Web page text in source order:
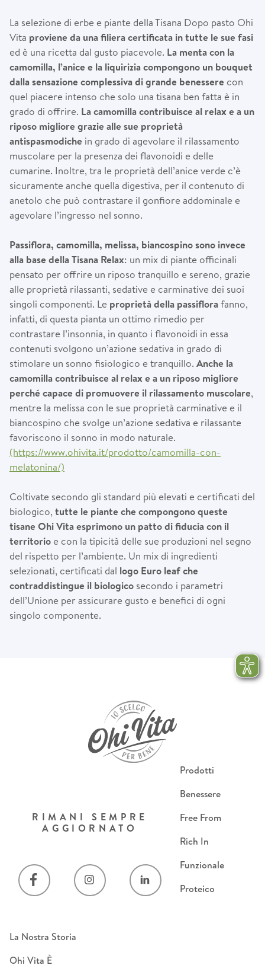
La selezione di erbe e piante della Tisana Dopo pasto Ohi
Vita proviene da una filiera certificata in tutte le sue fasi
ed è una ricetta dal gusto piacevole. La menta con la
camomilla, l’anice e la liquirizia compongono un bouquet
dalla sensazione complessiva di grande benessere con
quel piacere intenso che solo una tisana ben fatta è in
grado di offrire. La camomilla contribuisce al relax e a un
riposo migliore grazie alle sue proprietà
antispasmodiche in grado di agevolare il rilassamento
muscolare per la presenza dei flavonoidi e delle
cumarine. Inoltre, tra le proprietà dell’anice verde c’è
sicuramente anche quella digestiva, per il contenuto di
anetolo che può contrastare il gonfiore addominale e
agevolare l’ingresso nel sonno.
Passiflora, camomilla, melissa, biancospino sono invece
alla base della Tisana Relax: un mix di piante officinali
pensato per offrire un riposo tranquillo e sereno, grazie
alle proprietà rilassanti, sedative e carminative dei suoi
singoli componenti. Le proprietà della passiflorafanno,
infatti, di questa pianta un ottimo rimedio per
contrastare l’insonnia, in quanto i flavonoidi in essa
contenuti svolgono un’azione sedativa in grado di
stimolare un sonno fisiologico e tranquillo. Anche la
camomilla contribuisce al relax e a un riposo migliore
perché capace di promuovere il rilassamento muscolare,
mentre la melissa con le sue proprietà carminative e il
biancospino che svolge un’azione sedativa e rilassante
favoriscono il sonno in modo naturale.
(https://www.ohivita.it/prodotto/camomilla-con-
melatonina/)
Coltivate secondo gli standard più elevati e certificati del
biologico, tutte le piante che compongono queste
tisane Ohi Vita esprimono un patto di fiducia con il
territorio e con la tipicità delle sue produzioni nel segno
del rispetto per l’ambiente. Un mix di ingredienti
selezionati, certificati dal logo Euro leaf che
contraddistingue il biologico secondo i parametri
dell’Unione per assicurare gusto e benefici di ogni
singolo componente.
Prodotti
Benessere
Free From
Rich In
Funzionale
Proteico
La Nostra Storia
Ohi Vita È
RIMANI SEMPRE
AGGIORNATO